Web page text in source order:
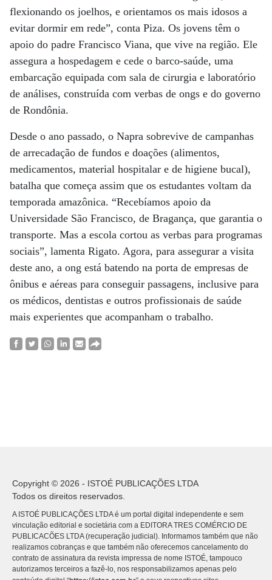
flexionando os joelhos, e orientamos os mais idosos a
evitar dormir em rede”, conta Piza. Os jovens têm o
apoio do padre Francisco Viana, que vive na região. Ele
assegura a hospedagem e cede o barco-saúde, uma
embarcação equipada com sala de cirurgia e laboratório
de análises, construída com verbas de ongs e do governo
de Rondônia.
Desde o ano passado, o Napra sobrevive de campanhas
de arrecadação de fundos e doações (alimentos,
medicamentos, material hospitalar e de higiene bucal),
batalha que começa assim que os estudantes voltam da
temporada amazônica. “Recebíamos apoio da
Universidade São Francisco, de Bragança, que garantia o
transporte. Mas a escola cortou as verbas para programas
sociais”, lamenta Rigato. Agora, para assegurar a visita
deste ano, a ong está batendo na porta de empresas de
ônibus e aéreas para conseguir passagens, inclusive para
os médicos, dentistas e outros profissionais de saúde
mais experientes que acompanham o trabalho.
Copyright © 2026 - ISTOÉ PUBLICAÇÕES LTDA
Todos os direitos reservados.
A ISTOÉ PUBLICAÇÕES LTDA é um portal digital independente e sem
vinculação editorial e societária com a EDITORA TRES COMÉRCIO DE
PUBLICACÕES LTDA (recuperação judicial). Informamos também que não
realizamos cobranças e que também não oferecemos cancelamento do
contrato de assinatura da revista impressa de nome ISTOÉ, tampouco
autorizamos terceiros a fazê-lo, nos responsabilizamos apenas pelo